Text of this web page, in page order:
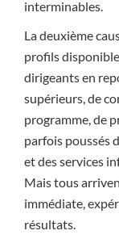
interminables.
La deuxième
profils
dirigeants en
supérieurs, de
programme, de
parfois poussés
et des services
Mais tous
immédiate,
résultats.